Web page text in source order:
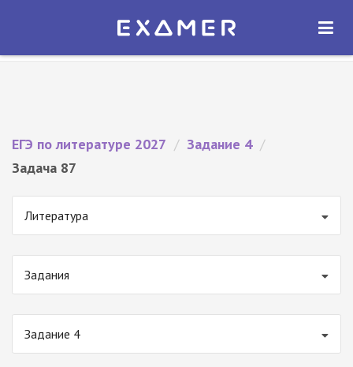
Экзамер — ЕГЭ 2027
ОТКРЫТЬ
ЕГЭ по литературе 2027 / Задание 4 /
Задача 87
Литература
Задания
Задание 4